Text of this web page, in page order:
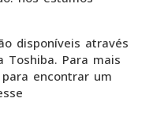
disponíveis através
Toshiba. Para mais
encontrar um